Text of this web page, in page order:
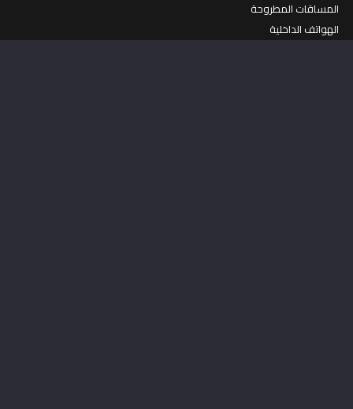
المساقات المطروحة
الهواتف الداخلية